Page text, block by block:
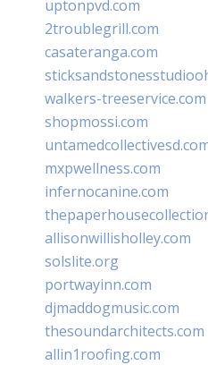
uptonpvd.com
2troublegrill.com
casateranga.com
walkers-treeservice.com
shopmossi.com
mxpwellness.com
infernocanine.com
allisonwillisholley.com
solslite.org
portwayinn.com
djmaddogmusic.com
thesoundarchitects.com
allin1roofing.com